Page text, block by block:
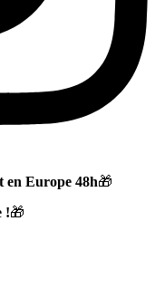
en Europe 48h🎁
!🎁